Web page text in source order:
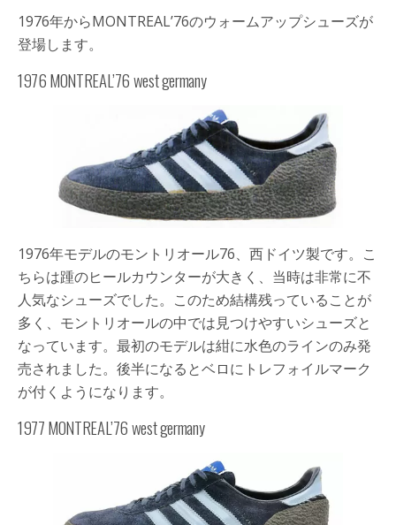
1976年からMONTREAL’76のウォームアップシューズが
登場します。
1976 MONTREAL’76 west germany
1976年モデルのモントリオール76、西ドイツ製です。こ
ちらは踵のヒールカウンターが大きく、当時は非常に不
人気なシューズでした。このため結構残っていることが
多く、モントリオールの中では見つけやすいシューズと
なっています。最初のモデルは紺に水色のラインのみ発
売されました。後半になるとベロにトレフォイルマーク
が付くようになります。
1977 MONTREAL’76 west germany